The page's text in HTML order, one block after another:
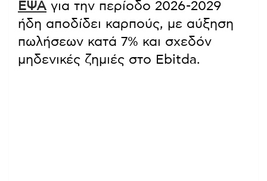
ΕΨΑ για την περίοδο 2026-2029
ήδη αποδίδει καρπούς, με αύξηση
πωλήσεων κατά 7% και σχεδόν
μηδενικές ζημιές στο Ebitda.